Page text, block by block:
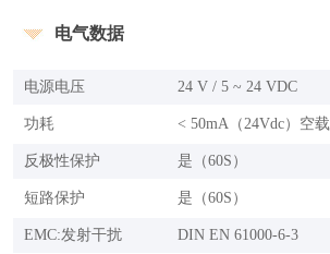
电气数据
电源电压 24 V / 5 ~ 24 VDC
功耗 < 50mA（24Vdc）空载
反极性保护 是（60S）
短路保护 是（60S）
EMC:发射干扰 DIN EN 61000-6-3